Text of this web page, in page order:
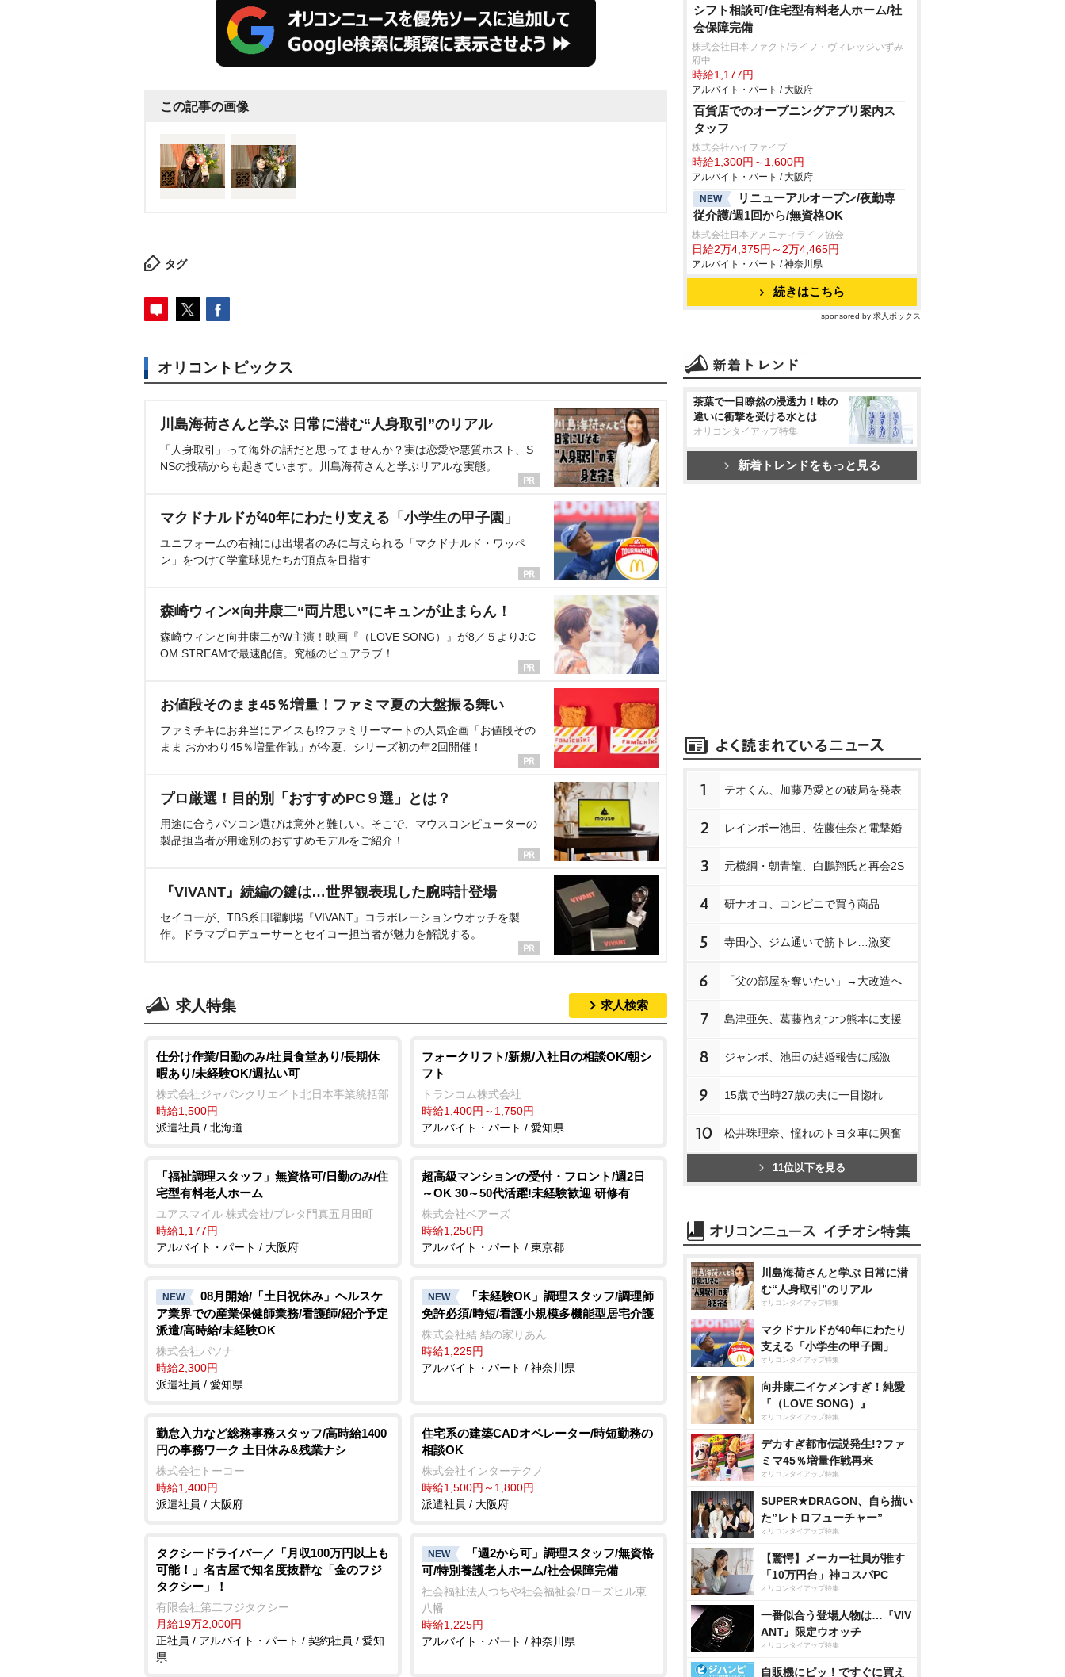
この記事の画像
タグ
オリコントピックス
川島海荷さんと学ぶ 日常に潜む“人身取引”のリアル
「人身取引」って海外の話だと思ってませんか？実は恋愛や悪質ホスト、S
NSの投稿からも起きています。川島海荷さんと学ぶリアルな実態。
マクドナルドが40年にわたり支える「小学生の甲子園」
ユニフォームの右袖には出場者のみに与えられる「マクドナルド・ワッペ
ン」をつけて学童球児たちが頂点を目指す
森崎ウィン×向井康二“両片思い”にキュンが止まらん！
森崎ウィンと向井康二がW主演！映画『（LOVE SONG）』が8／５よりJ:C
OM STREAMで最速配信。究極のピュアラブ！
お値段そのまま45％増量！ファミマ夏の大盤振る舞い
ファミチキにお弁当にアイスも!?ファミリーマートの人気企画「お値段その
まま おかわり45％増量作戦」が今夏、シリーズ初の年2回開催！
プロ厳選！目的別「おすすめPC９選」とは？
用途に合うパソコン選びは意外と難しい。そこで、マウスコンピューターの
製品担当者が用途別のおすすめモデルをご紹介！
『VIVANT』続編の鍵は…世界観表現した腕時計登場
セイコーが、TBS系日曜劇場『VIVANT』コラボレーションウオッチを製
作。ドラマプロデューサーとセイコー担当者が魅力を解説する。
求人特集 求人検索
仕分け作業/日勤のみ/社員食堂あり/長期休
暇あり/未経験OK/週払い可
株式会社ジャパンクリエイト北日本事業統括部
時給1,500円
派遣社員 / 北海道
フォークリフト/新規/入社日の相談OK/朝シ
フト
トランコム株式会社
時給1,400円～1,750円
アルバイト・パート / 愛知県
「福祉調理スタッフ」無資格可/日勤のみ/住
宅型有料老人ホーム
ユアスマイル 株式会社/プレタ門真五月田町
時給1,177円
アルバイト・パート / 大阪府
超高級マンションの受付・フロント/週2日
～OK 30～50代活躍!未経験歓迎 研修有
株式会社ベアーズ
時給1,250円
アルバイト・パート / 東京都
NEW
08月開始/「土日祝休み」ヘルスケ
ア業界での産業保健師業務/看護師/紹介予定
派遣/高時給/未経験OK
株式会社パソナ
時給2,300円
派遣社員 / 愛知県
NEW
「未経験OK」調理スタッフ/調理師
免許必須/時短/看護小規模多機能型居宅介護
株式会社結 結の家りあん
時給1,225円
アルバイト・パート / 神奈川県
勤怠入力など総務事務スタッフ/高時給1400
円の事務ワーク 土日休み&残業ナシ
株式会社トーコー
時給1,400円
派遣社員 / 大阪府
住宅系の建築CADオペレーター/時短勤務の
相談OK
株式会社インターテクノ
時給1,500円～1,800円
派遣社員 / 大阪府
タクシードライバー／「月収100万円以上も
可能！」名古屋で知名度抜群な「金のフジ
タクシー」！
有限会社第二フジタクシー
月給19万2,000円
正社員 / アルバイト・パート / 契約社員 / 愛知
県
NEW
「週2から可」調理スタッフ/無資格
可/特別養護老人ホーム/社会保障完備
社会福祉法人つちや社会福祉会/ローズヒル東
八幡
時給1,225円
アルバイト・パート / 神奈川県
シフト相談可/住宅型有料老人ホーム/社
会保障完備
株式会社日本ファクト/ライフ・ヴィレッジいずみ
府中
時給1,177円
アルバイト・パート / 大阪府
百貨店でのオープニングアプリ案内ス
タッフ
株式会社ハイファイブ
時給1,300円～1,600円
アルバイト・パート / 大阪府
NEW
リニューアルオープン/夜勤専
従介護/週1回から/無資格OK
株式会社日本アメニティライフ協会
日給2万4,375円～2万4,465円
アルバイト・パート / 神奈川県
続きはこちら
sponsored by 求人ボックス
茶葉で一目瞭然の浸透力！味の
違いに衝撃を受ける水とは
オリコンタイアップ特集
新着トレンドをもっと見る
1 テオくん、加藤乃愛との破局を発表
2 レインボー池田、佐藤佳奈と電撃婚
3 元横綱・朝青龍、白鵬翔氏と再会2S
4 研ナオコ、コンビニで買う商品
5 寺田心、ジム通いで筋トレ…激変
6 「父の部屋を奪いたい」→大改造へ
7 島津亜矢、葛藤抱えつつ熊本に支援
8 ジャンボ、池田の結婚報告に感激
9 15歳で当時27歳の夫に一目惚れ
10 松井珠理奈、憧れのトヨタ車に興奮
11位以下を見る
川島海荷さんと学ぶ 日常に潜
む“人身取引”のリアル
オリコンタイアップ特集
マクドナルドが40年にわたり
支える「小学生の甲子園」
オリコンタイアップ特集
向井康二イケメンすぎ！純愛
『（LOVE SONG）』
オリコンタイアップ特集
デカすぎ都市伝説発生!?ファ
ミマ45％増量作戦再来
オリコンタイアップ特集
SUPER★DRAGON、自ら描い
た”レトロフューチャー”
オリコンタイアップ特集
【驚愕】メーカー社員が推す
「10万円台」神コスパPC
オリコンタイアップ特集
一番似合う登場人物は…『VIV
ANT』限定ウオッチ
オリコンタイアップ特集
自販機にピッ！ですぐに買え